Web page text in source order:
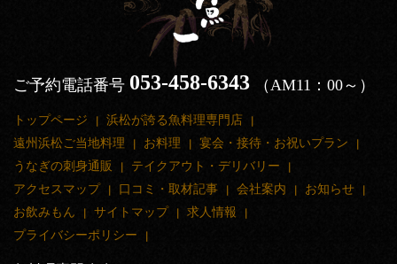
ご予約電話番号 053-458-6343 （AM11：00～）
トップページ
浜松が誇る魚料理専門店
遠州浜松ご当地料理
お料理
宴会・接待・お祝いプラン
うなぎの刺身通販
テイクアウト・デリバリー
アクセスマップ
口コミ・取材記事 会社案内
お知らせ
お飲みもん
サイトマップ
求人情報
プライバシーポリシー